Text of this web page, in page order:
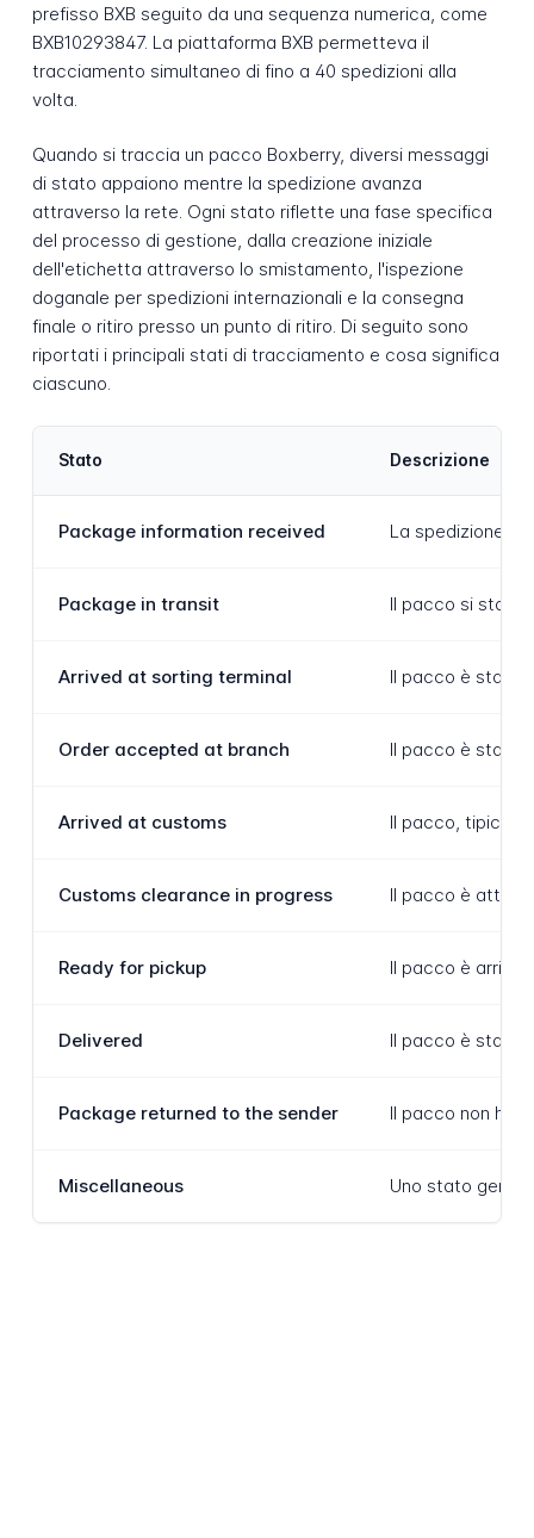
prefisso BXB seguito da una sequenza numerica, come
BXB10293847. La piattaforma BXB permetteva il
tracciamento simultaneo di fino a 40 spedizioni alla
volta.
Quando si traccia un pacco Boxberry, diversi messaggi
di stato appaiono mentre la spedizione avanza
attraverso la rete. Ogni stato riflette una fase specifica
del processo di gestione, dalla creazione iniziale
dell'etichetta attraverso lo smistamento, l'ispezione
doganale per spedizioni internazionali e la consegna
finale o ritiro presso un punto di ritiro. Di seguito sono
riportati i principali stati di tracciamento e cosa significa
ciascuno.
Stato Descrizione
Package information received La spedizione è
Package in transit Il pacco si sta
Arrived at sorting terminal Il pacco è stato
Order accepted at branch Il pacco è stato
Arrived at customs Il pacco,
Customs clearance in progress Il pacco è
Ready for pickup Il pacco è
Delivered Il pacco è stato
Package returned to the sender Il pacco non ha
Miscellaneous Uno stato